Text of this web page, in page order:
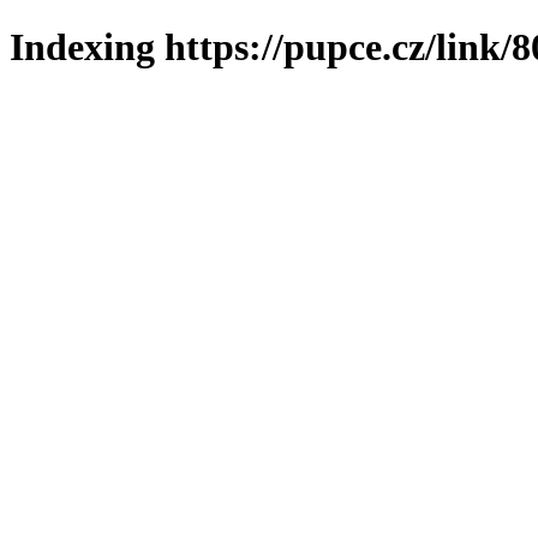
Indexing https://pupce.cz/link/